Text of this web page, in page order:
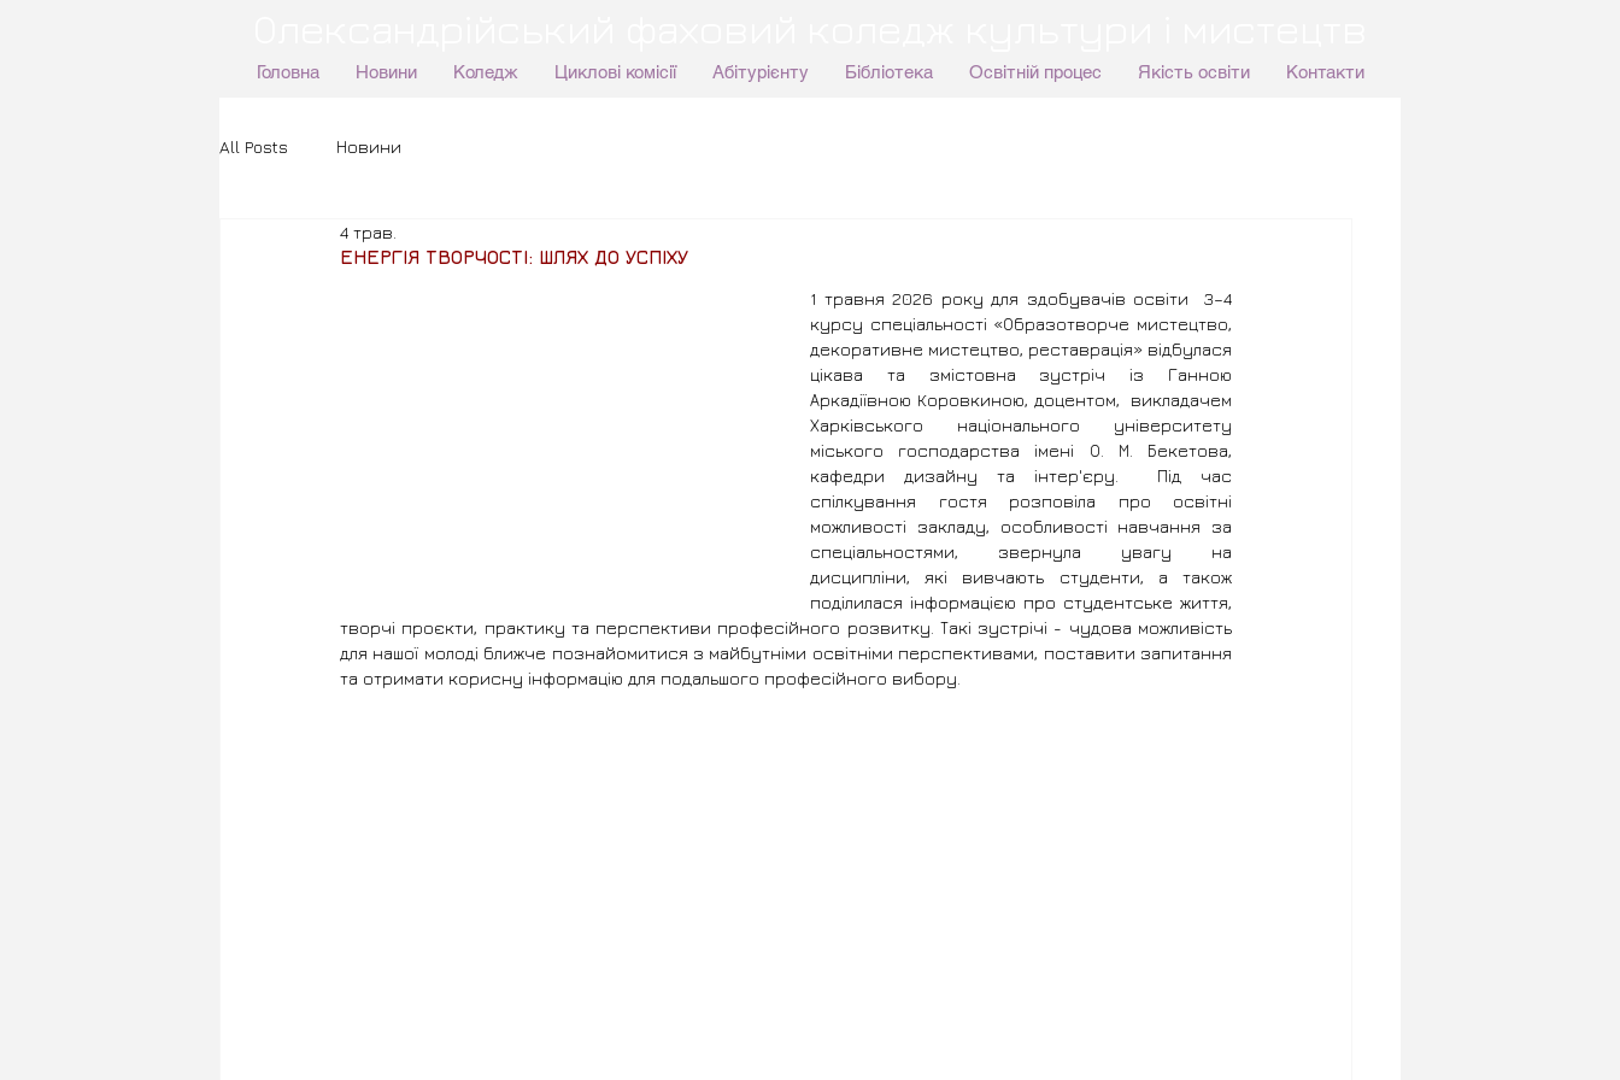
Головна Новини Коледж Циклові комісії Абітурієнту Бібліотека Освітній процес Якість освіти Контакти
All Posts Новини
ЕНЕРГІЯ ТВОРЧОСТІ: ШЛЯХ ДО УСПІХУ
4 трав.
1 травня 2026 року для здобувачів освіти  3–4
курсу спеціальності «Образотворче мистецтво,
декоративне мистецтво, реставрація» відбулася
цікава та змістовна зустріч із Ганною
Аркадіївною Коровкиною, доцентом,  викладачем
Харківського національного університету
міського господарства імені О. М. Бекетова,
кафедри дизайну та інтер'єру.  Під час
спілкування гостя розповіла про освітні
можливості закладу, особливості навчання за
спеціальностями, звернула увагу на
дисципліни, які вивчають студенти, а також
поділилася інформацією про студентське життя,
творчі проєкти, практику та перспективи професійного розвитку. Такі зустрічі - чудова можливість
для нашої молоді ближче познайомитися з майбутніми освітніми перспективами, поставити запитання
та отримати корисну інформацію для подальшого професійного вибору.